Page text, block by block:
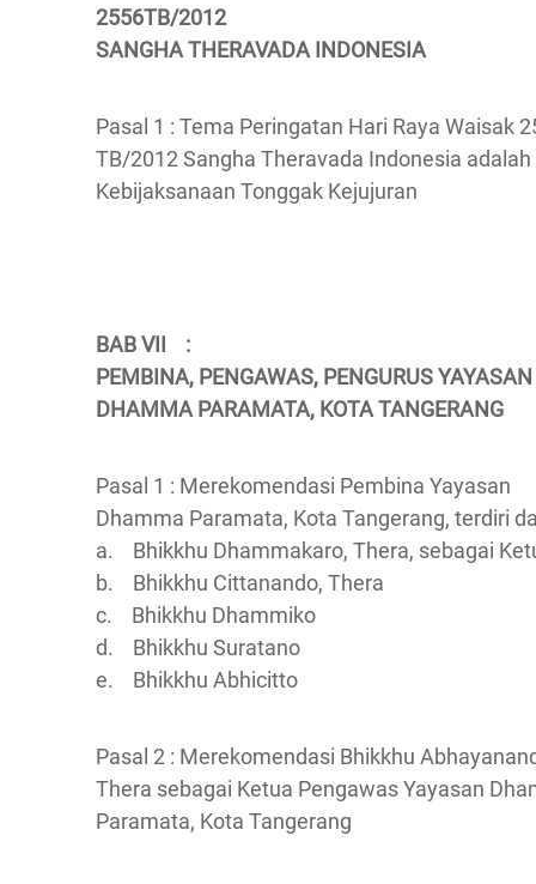
2556TB/2012
SANGHA THERAVADA INDONESIA
Pasal 1 : Tema Peringatan Hari Raya Waisak
TB/2012 Sangha Theravada Indonesia adalah
Kebijaksanaan Tonggak Kejujuran
BAB VII :
PEMBINA, PENGAWAS, PENGURUS YAYASAN
DHAMMA PARAMATA, KOTA TANGERANG
Pasal 1 : Merekomendasi Pembina Yayasan
Dhamma Paramata, Kota Tangerang, terdiri
a. Bhikkhu Dhammakaro, Thera, sebagai
b. Bhikkhu Cittanando, Thera
c. Bhikkhu Dhammiko
d. Bhikkhu Suratano
e. Bhikkhu Abhicitto
Pasal 2 : Merekomendasi Bhikkhu
Thera sebagai Ketua Pengawas Yayasan
Paramata, Kota Tangerang